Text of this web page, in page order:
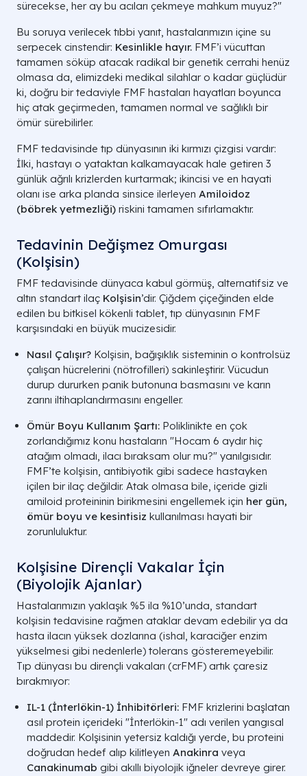
sürecekse, her ay bu acıları çekmeye mahkum muyuz?"
Bu soruya verilecek tıbbi yanıt, hastalarımızın içine su
serpecek cinstendir: Kesinlikle hayır. FMF’i vücuttan
tamamen söküp atacak radikal bir genetik cerrahi henüz
olmasa da, elimizdeki medikal silahlar o kadar güçlüdür
ki, doğru bir tedaviyle FMF hastaları hayatları boyunca
hiç atak geçirmeden, tamamen normal ve sağlıklı bir
ömür sürebilirler.
FMF tedavisinde tıp dünyasının iki kırmızı çizgisi vardır:
İlki, hastayı o yataktan kalkamayacak hale getiren 3
günlük ağrılı krizlerden kurtarmak; ikincisi ve en hayati
olanı ise arka planda sinsice ilerleyen Amiloidoz
(böbrek yetmezliği) riskini tamamen sıfırlamaktır.
Tedavinin Değişmez Omurgası
(Kolşisin)
FMF tedavisinde dünyaca kabul görmüş, alternatifsiz ve
altın standart ilaç Kolşisin’dir. Çiğdem çiçeğinden elde
edilen bu bitkisel kökenli tablet, tıp dünyasının FMF
karşısındaki en büyük mucizesidir.
Nasıl Çalışır? Kolşisin, bağışıklık sisteminin o kontrolsüz
çalışan hücrelerini (nötrofilleri) sakinleştirir. Vücudun
durup dururken panik butonuna basmasını ve karın
zarını iltihaplandırmasını engeller.
Ömür Boyu Kullanım Şartı: Poliklinikte en çok
zorlandığımız konu hastaların "Hocam 6 aydır hiç
atağım olmadı, ilacı bıraksam olur mu?" yanılgısıdır.
FMF’te kolşisin, antibiyotik gibi sadece hastayken
içilen bir ilaç değildir. Atak olmasa bile, içeride gizli
amiloid proteininin birikmesini engellemek için her gün,
ömür boyu ve kesintisiz kullanılması hayati bir
zorunluluktur.
Kolşisine Dirençli Vakalar İçin
(Biyolojik Ajanlar)
Hastalarımızın yaklaşık %5 ila %10’unda, standart
kolşisin tedavisine rağmen ataklar devam edebilir ya da
hasta ilacın yüksek dozlarına (ishal, karaciğer enzim
yükselmesi gibi nedenlerle) tolerans gösteremeyebilir.
Tıp dünyası bu dirençli vakaları (crFMF) artık çaresiz
bırakmıyor:
IL-1 (İnterlökin-1) İnhibitörleri: FMF krizlerini başlatan
asıl protein içerideki "İnterlökin-1" adı verilen yangısal
maddedir. Kolşisinin yetersiz kaldığı yerde, bu proteini
doğrudan hedef alıp kilitleyen Anakinra veya
Canakinumab gibi akıllı biyolojik iğneler devreye girer.